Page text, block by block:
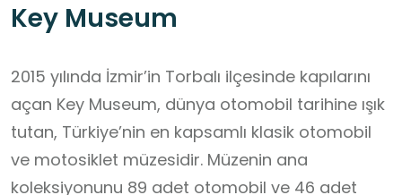
Key Museum
2015 yılında İzmir’in Torbalı ilçesinde kapılarını
açan Key Museum, dünya otomobil tarihine ışık
tutan, Türkiye’nin en kapsamlı klasik otomobil
ve motosiklet müzesidir. Müzenin ana
koleksiyonunu 89 adet otomobil ve 46 adet